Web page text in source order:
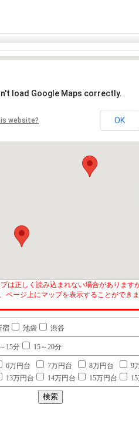
load Google Maps correctly.
website? OK
は正しく読み込まれない場合があります
ージ上にマップを表示することができま
宿 池袋 渋谷
15分 15～20分
6万円台 7万円台 8万円台 9
13万円台 14万円台 15万円台